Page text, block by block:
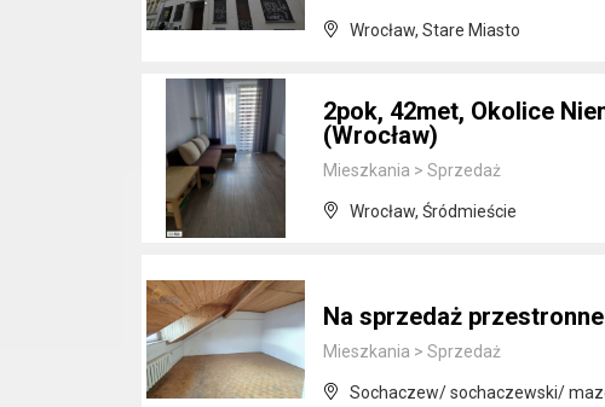
Wrocław, Stare Miasto
2pok, 42met, Okolice
(Wrocław)
Mieszkania > Sprzedaż
Wrocław, Śródmieście
Na sprzedaż
Mieszkania > Sprzedaż
Sochaczew/ sochaczewski/